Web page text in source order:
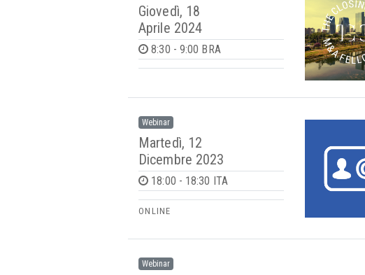
Giovedì, 18
Aprile 2024
8:30 - 9:00 BRA
Webinar
Martedì, 12
Dicembre 2023
18:00 - 18:30 ITA
ONLINE
Webinar